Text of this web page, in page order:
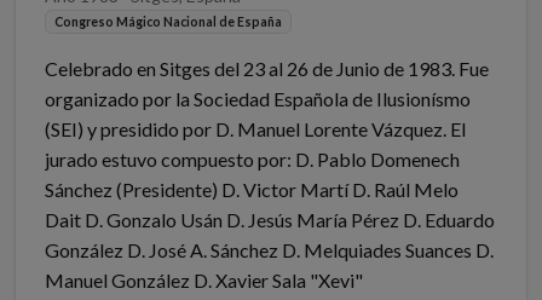
Congreso Mágico Nacional de España
Celebrado en Sitges del 23 al 26 de Junio de 1983. Fue
organizado por la Sociedad Española de Ilusionísmo
(SEI) y presidido por D. Manuel Lorente Vázquez. El
jurado estuvo compuesto por: D. Pablo Domenech
Sánchez (Presidente) D. Victor Martí D. Raúl Melo
Dait D. Gonzalo Usán D. Jesús María Pérez D. Eduardo
González D. José A. Sánchez D. Melquiades Suances D.
Manuel González D. Xavier Sala "Xevi"